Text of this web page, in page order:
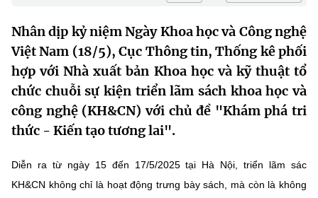
Cơ cấu tổ chức
Lịch sử phát triển
Sở Khoa học và Công nghệ
Khoa học và Công nghệ
Đổi mới sáng tạo
Chuyển đổi số
Sở hữu trí tuệ
Dịch vụ công
Hệ thống văn bản
Văn bản QPPL
Lấy ý kiến người dân về dự thảo VBQPPL
MST IOFFICE
Khoa học và Công nghệ
Multimedia
Nhân dịp kỷ niệm Ngày Khoa học và Công nghệ
Việt Nam (18/5), Cục Thông tin, Thống kê phối
hợp với Nhà xuất bản Khoa học và kỹ thuật tổ
chức chuỗi sự kiện triển lãm sách khoa học và
công nghệ (KH&CN) với chủ đề "Khám phá tri
thức - Kiến tạo tương lai".
Diễn ra từ ngày 15 đến 17/5/2025 tại Hà Nội, triển lãm sác
KH&CN không chỉ là hoạt động trưng bày sách, mà còn là không